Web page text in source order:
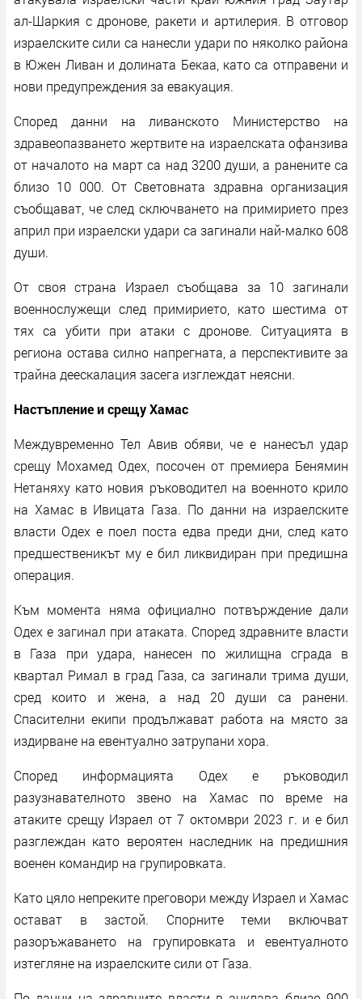
ал-Шаркия с дронове, ракети и артилерия. В отговор
израелските сили са нанесли удари по няколко района
в Южен Ливан и долината Бекаа, като са отправени и
нови предупреждения за евакуация.
Според данни на ливанското Министерство на
здравеопазването жертвите на израелската офанзива
от началото на март са над 3200 души, а ранените са
близо 10 000. От Световната здравна организация
съобщават, че след сключването на примирието през
април при израелски удари са загинали най-малко 608
души.
От своя страна Израел съобщава за 10 загинали
военнослужещи след примирието, като шестима от
тях са убити при атаки с дронове. Ситуацията в
региона остава силно напрегната, а перспективите за
трайна деескалация засега изглеждат неясни.
Настъпление и срещу Хамас
Междувременно Тел Авив обяви, че е нанесъл удар
срещу Мохамед Одех, посочен от премиера Бенямин
Нетаняху като новия ръководител на военното крило
на Хамас в Ивицата Газа. По данни на израелските
власти Одех е поел поста едва преди дни, след като
предшественикът му е бил ликвидиран при предишна
операция.
Към момента няма официално потвърждение дали
Одех е загинал при атаката. Според здравните власти
в Газа при удара, нанесен по жилищна сграда в
квартал Римал в град Газа, са загинали трима души,
сред които и жена, а над 20 души са ранени.
Спасителни екипи продължават работа на място за
издирване на евентуално затрупани хора.
Според информацията Одех е ръководил
разузнавателното звено на Хамас по време на
атаките срещу Израел от 7 октомври 2023 г. и е бил
разглеждан като вероятен наследник на предишния
военен командир на групировката.
Като цяло непреките преговори между Израел и Хамас
остават в застой. Спорните теми включват
разоръжаването на групировката и евентуалното
изтегляне на израелските сили от Газа.